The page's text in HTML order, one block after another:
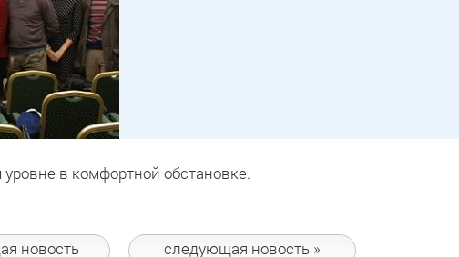
в комфортной обстановке.
новость следующая новость »